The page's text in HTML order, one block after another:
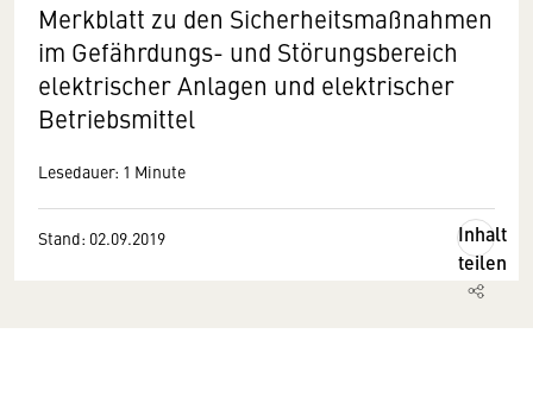
Merkblatt zu den Sicherheitsmaßnahmen
im Gefährdungs- und Störungsbereich
elektrischer Anlagen und elektrischer
Betriebsmittel
Lesedauer: 1 Minute
Stand: 02.09.2019
Inhalt
teilen